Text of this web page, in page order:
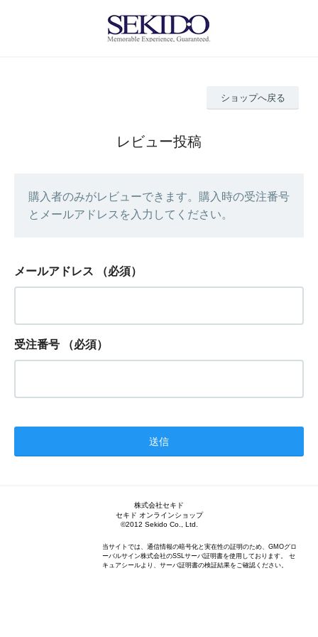
ショップへ戻る
レビュー投稿
購入者のみがレビューできます。購入時の受注番号
とメールアドレスを入力してください。
メールアドレス （必須）
受注番号 （必須）
株式会社セキド
セキド オンラインショップ
©2012 Sekido Co., Ltd.
当サイトでは、通信情報の暗号化と実在性の証明のため、GMOグロ
ーバルサイン株式会社のSSLサーバ証明書を使用しております。 セ
キュアシールより、サーバ証明書の検証結果をご確認ください。